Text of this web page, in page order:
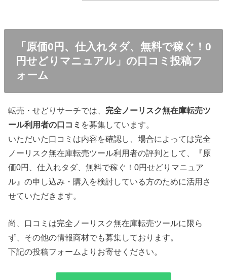
「原価0円、仕入れタダ、無料で稼ぐ！0
円せどりマニュアル」の口コミ投稿フ
ォーム
転売・せどりサーチでは、 完全ノーリスク無在庫転売ツ
ール利用者の口コミ を募集しています。
いただいた口コミは内容を確認し、場合によっては完全
ノーリスク無在庫転売ツール利用者の評判として、『原
価0円、仕入れタダ、無料で稼ぐ！0円せどりマニュア
ル』の申し込み・購入を検討している方のために活用さ
せていただきます。
尚、口コミは完全ノーリスク無在庫転売ツールに限ら
ず、その他の情報商材でも募集しております。
下記の投稿フォームよりお寄せください。